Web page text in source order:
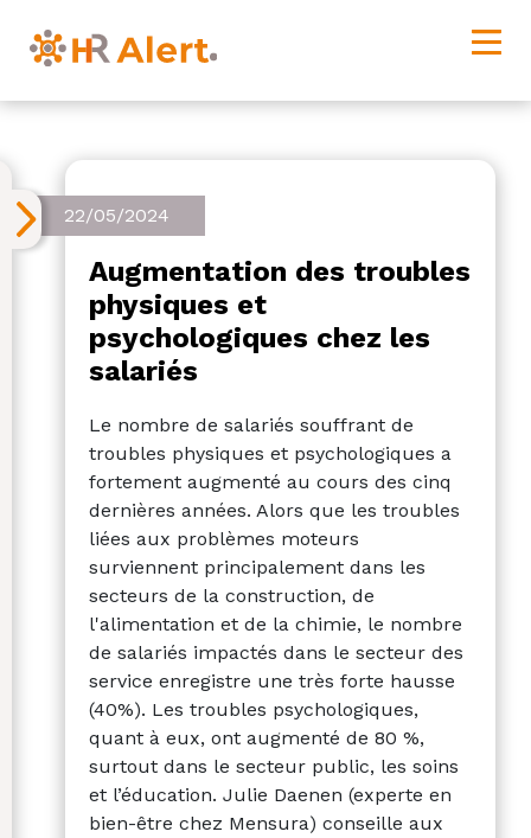
22/05/2024
Augmentation des troubles
physiques et
psychologiques chez les
salariés
Le nombre de salariés souffrant de
troubles physiques et psychologiques a
fortement augmenté au cours des cinq
dernières années. Alors que les troubles
liées aux problèmes moteurs
surviennent principalement dans les
secteurs de la construction, de
l'alimentation et de la chimie, le nombre
de salariés impactés dans le secteur des
service enregistre une très forte hausse
(40%). Les troubles psychologiques,
quant à eux, ont augmenté de 80 %,
surtout dans le secteur public, les soins
et l’éducation. Julie Daenen (experte en
bien-être chez Mensura) conseille aux